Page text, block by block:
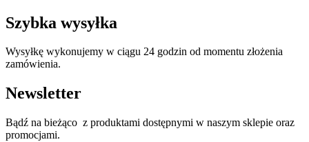
Szybka wysyłka
Wysyłkę wykonujemy w ciągu 24 godzin od momentu złożenia
zamówienia.
Newsletter
Bądź na bieżąco z produktami dostępnymi w naszym sklepie oraz
promocjami.